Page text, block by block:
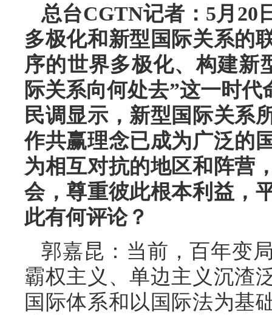
总台CGTN记者：5月20
多极化和新型国际关系的
序的世界多极化、构建新
际关系向何处去”这一时
民调显示，新型国际关系
作共赢理念已成为广泛的
为相互对抗的地区和阵营
会，尊重彼此根本利益，
此有何评论？
郭嘉昆：当前，百年变
霸权主义、单边主义沉渣
国际体系和以国际法为基